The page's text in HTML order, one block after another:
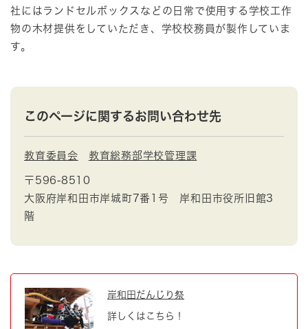
社にはランドセルボックスなどの日常で使用する学校工作
物の木材提供をしていただき、学校校務員が製作していま
す。
このページに関するお問い合わせ先
教育委員会 教育総務部学校管理課
〒596-8510
大阪府岸和田市岸城町7番1号 岸和田市役所旧館3
階
岸和田だんじり祭
詳しくはこちら！